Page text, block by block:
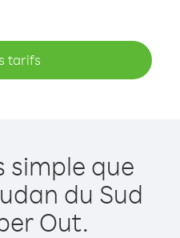
tarifs
simple que
du Sud
Out.